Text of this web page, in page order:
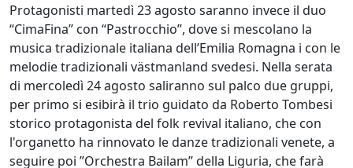
Protagonisti martedì 23 agosto saranno invece il duo
“CimaFina” con “Pastrocchio”, dove si mescolano la
musica tradizionale italiana dell’Emilia Romagna i con le
melodie tradizionali västmanland svedesi. Nella serata
di mercoledì 24 agosto saliranno sul palco due gruppi,
per primo si esibirà il trio guidato da Roberto Tombesi
storico protagonista del folk revival italiano, che con
l'organetto ha rinnovato le danze tradizionali venete, a
seguire poi ”Orchestra Bailam” della Liguria, che farà